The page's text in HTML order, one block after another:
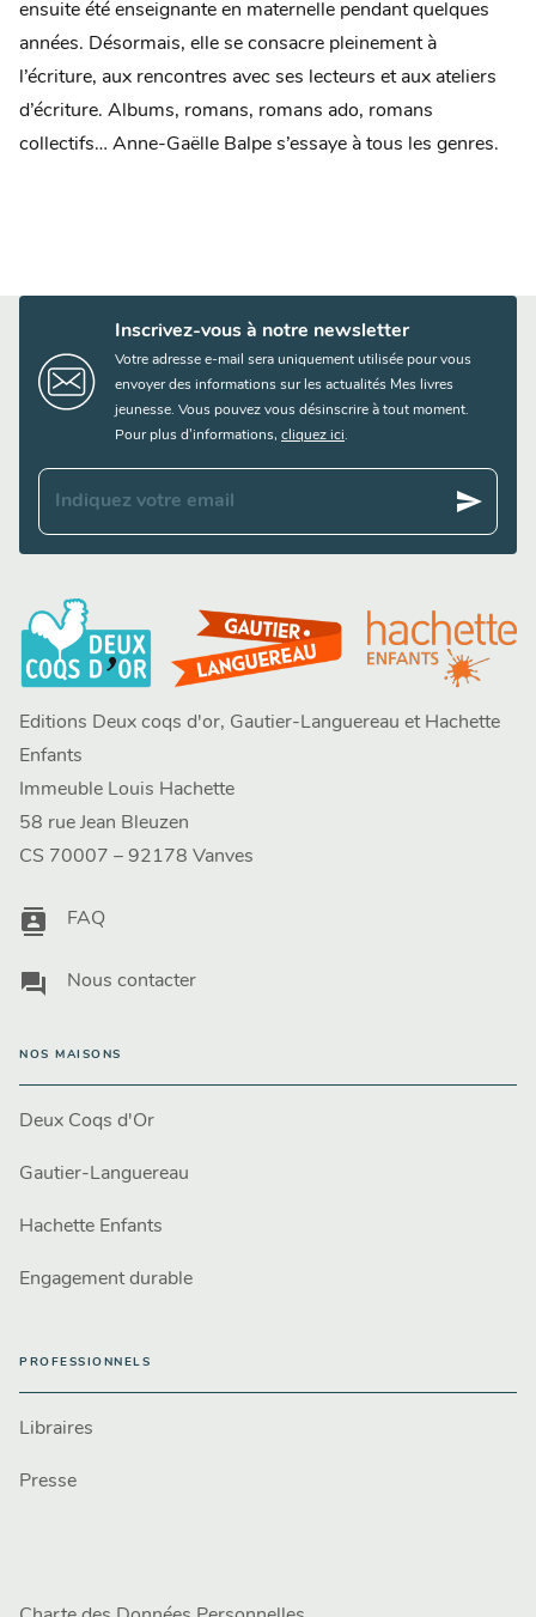
ensuite été enseignante en maternelle pendant quelques
années. Désormais, elle se consacre pleinement à
l’écriture, aux rencontres avec ses lecteurs et aux ateliers
d’écriture. Albums, romans, romans ado, romans
collectifs… Anne-Gaëlle Balpe s’essaye à tous les genres.
Inscrivez-vous à notre newsletter
Votre adresse e-mail sera uniquement utilisée pour vous
envoyer des informations sur les actualités Mes livres
jeunesse. Vous pouvez vous désinscrire à tout moment.
Pour plus d’informations, cliquez ici.
Indiquez votre email send
Editions Deux coqs d'or, Gautier-Languereau et Hachette
Enfants
Immeuble Louis Hachette
58 rue Jean Bleuzen
CS 70007 – 92178 Vanves
contacts FAQ
question_answer Nous contacter
NOS MAISONS
Deux Coqs d'Or
Gautier-Languereau
Hachette Enfants
Engagement durable
PROFESSIONNELS
Libraires
Presse